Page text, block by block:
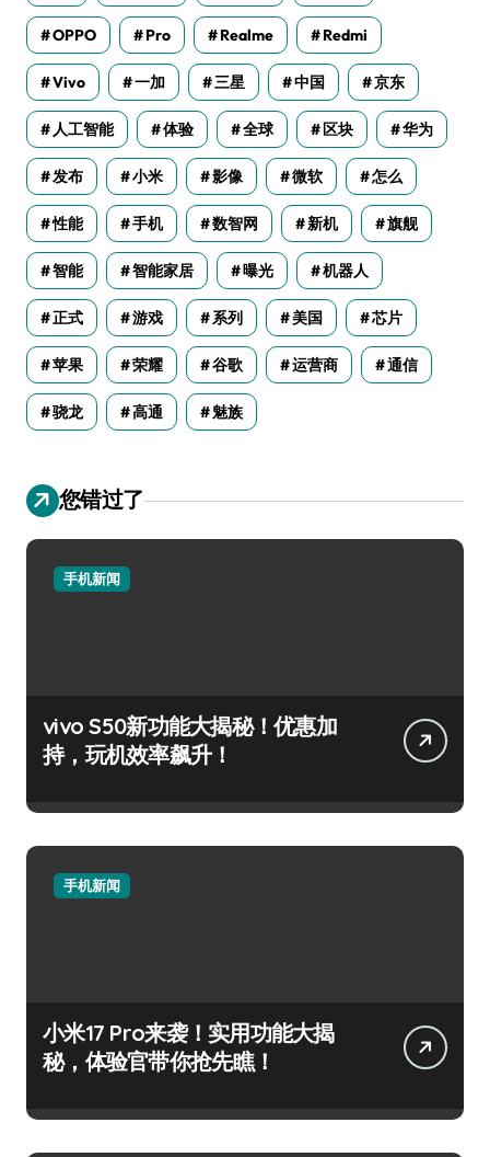
OPPO Pro Realme Redmi
Vivo 一加 三星 中国 京东
人工智能 体验 全球 区块 华为
发布 小米 影像 微软 怎么
性能 手机 数智网 新机 旗舰
智能 智能家居 曝光 机器人
正式 游戏 系列 美国 芯片
苹果 荣耀 谷歌 运营商 通信
骁龙 高通 魅族
您错过了
手机新闻
vivo S50新功能大揭秘！优惠加
持，玩机效率飙升！
手机新闻
小米17 Pro来袭！实用功能大揭
秘，体验官带你抢先瞧！